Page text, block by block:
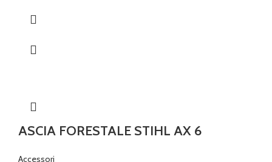
ASCIA FORESTALE STIHL AX 6
Accessori